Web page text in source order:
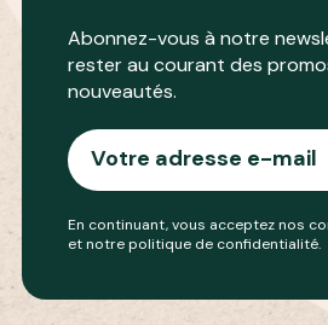
Abonnez-vous à notre
rester au courant des
nouveautés.
En continuant, vous acceptez nos
et notrepolitique de confidentialité.